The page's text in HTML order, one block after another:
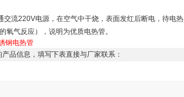
流220V电源，在空气中干烧，表面发红后断电，待电热
气反应），说明为优质电热管。
钢电热管
品信息，填写下表直接与厂家联系：